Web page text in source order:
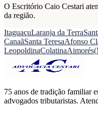
O Escritório Caio Cestari
da região.
ItaguaçuLaranja da Terra
CanaãSanta TeresaAfonso
LeopoldinaColatinaAimorés(
75 anos de tradição familiar
advogados tributaristas.